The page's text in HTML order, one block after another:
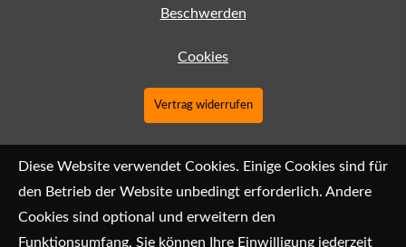
Beschwerden
Cookies
Vertrag widerrufen
Diese Website verwendet Cookies. Einige Cookies sind für
den Betrieb der Website unbedingt erforderlich. Andere
Cookies sind optional und erweitern den
Funktionsumfang. Sie können Ihre Einwilligung jederzeit